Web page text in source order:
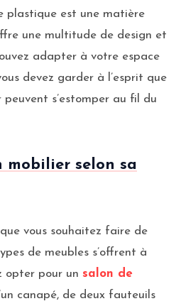
plastique est une matière
une multitude de design et
adapter à votre espace
devez garder à l’esprit que
peuvent s’estomper au fil du
mobilier selon sa
vous souhaitez faire de
de meubles s’offrent à
opter pour un salon de
canapé, de deux fauteuils